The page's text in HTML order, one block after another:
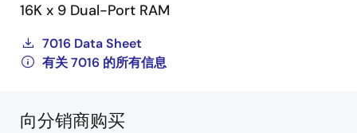
16K x 9 Dual-Port RAM
7016 Data Sheet
有关 7016 的所有信息
向分销商购买